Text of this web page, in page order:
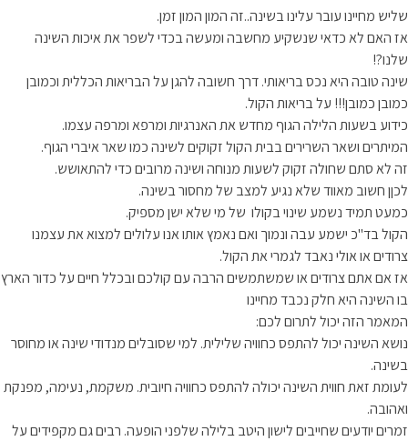
שליש מחיינו עובר עלינו בשינה..זה המון המון זמן.
אז האם לא כדאי שנשקיע מחשבה ומעשה בכדי לשפר את איכות השינה
שלנו?!
שינה טובה היא נכס בריאותי. דרך חשובה להגן על הבריאות הכללית וכמובן
כמובן כמובן!!! על בריאות הקול.
כידוע בשעות הלילה הגוף מחדש את האנרגיות ומרפא ומרפה עצמו.
המיתרים ושאר השרירים בבית הקול זקוקים לשינה כמו שאר איברי הגוף.
זה לא סתם שחולה זקוק לשעות מנוחה ושינה מרובים כדי להתאושש.
לכןן חשוב מאווד שלא נגיע למצב של מחסור בשינה.
כמעט תמיד נשמע שינוי בקולו של מי שלא ישן מספיק.
הקול בד"כ ישמע עבה ונמוך ואם נאמץ אותו אנו עלולים למצוא את עצמנו
צרודים או אולי נאבד לגמרי את הקול.
אז אם אתם צרודים או שמשתמשים הרבה עם קולכם ובכלל חיים על כדור הארץ
בו השינה היא חלק נכבד מחיינו
המאמר הזה יכול לתרום לכם:
נושא השינה יכול להתפס כחוויה שלילית. למי שסובלים מנדודי שינה או מחוסר
בשינה.
לעומת זאת חווית השינה יכולה להתפס כחוויה חיובית. משקמת, נעימה, מפנקת
ואהובה.
זמרים יודעים שחייבים לישון היטב בלילה שלפני הופעה. רבים גם מקפידים על